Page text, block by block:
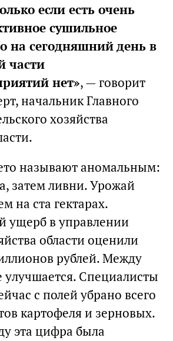
если есть очень
сушильное
на сегодняшний день в
части
нет», — говорит
начальник Главного
хозяйства
называют аномальным:
затем ливни. Урожай
на ста гектарах.
ущерб в управлении
области оценили
рублей. Между
улучшается. Специалисты
с полей убрано всего
картофеля и зерновых.
эта цифра была